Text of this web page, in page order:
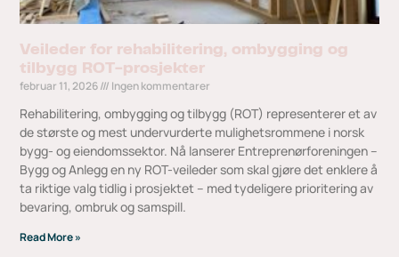
Veileder for rehabilitering, ombygging og
tilbygg ROT-prosjekter
februar 11, 2026 Ingen kommentarer
Rehabilitering, ombygging og tilbygg (ROT) representerer et av
de største og mest undervurderte mulighetsrommene i norsk
bygg- og eiendomssektor. Nå lanserer Entreprenørforeningen –
Bygg og Anlegg en ny ROT-veileder som skal gjøre det enklere å
ta riktige valg tidlig i prosjektet – med tydeligere prioritering av
bevaring, ombruk og samspill.
Read More »